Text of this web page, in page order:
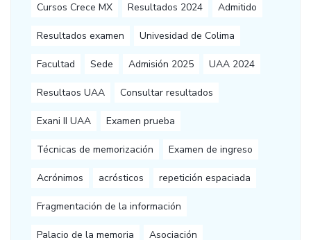
Cursos Crece MX Resultados 2024 Admitido
Resultados examen Univesidad de Colima
Facultad Sede Admisión 2025 UAA 2024
Resultaos UAA Consultar resultados
Exani II UAA Examen prueba
Técnicas de memorización Examen de ingreso
Acrónimos acrósticos repetición espaciada
Fragmentación de la información
Palacio de la memoria Asociación